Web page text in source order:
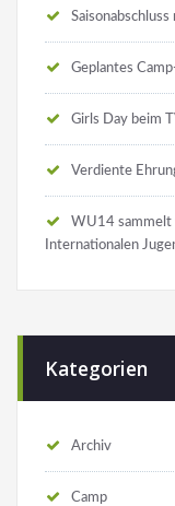
Geplantes
Girls Day beim
Verdiente
WU14 sammelt
Internationalen
Kategorien
Archiv
Camp